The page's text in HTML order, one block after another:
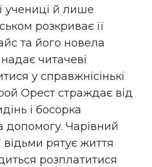
учениці й лише
розкриває її
та його новела
читачеві
у справжнісінькі
Орест страждає від
і босорка
допомогу. Чарівний
відьми рятує життя
розплатитися